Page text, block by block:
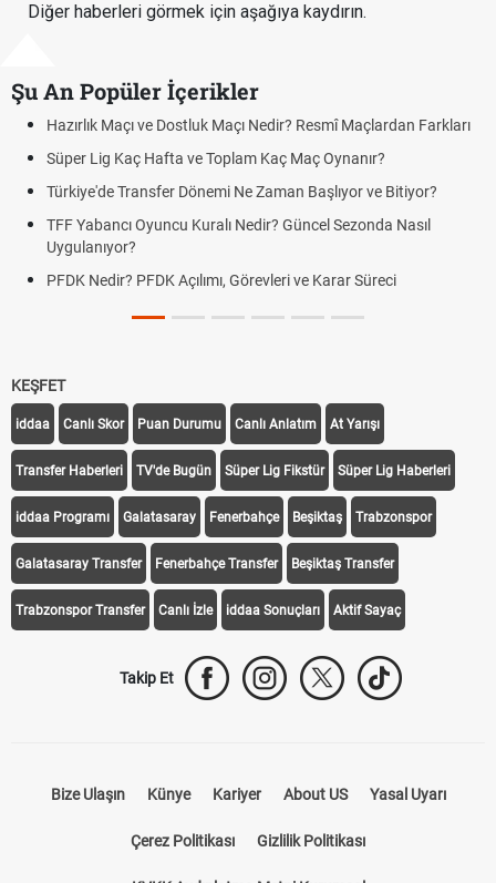
Diğer haberleri görmek için aşağıya kaydırın.
Şu An Popüler İçerikler
Maçlardan Farkları
ve Bitiyor?
Sezonda Nasıl
Süreci
Puan Durumunda AG, OM ve Diğer
Skor Ne Demek? Sporda Skor ve Sonuç
Futbol Nasıl Oynanır? Temel Futbol Kuralları
Deplasman Golü Kuralı Nedir? Hangi
DGS Sonuçları Ne Zaman Açıklanacak
KEŞFET
iddaa Canlı Skor Puan Durumu Canlı Anlatım At Yarışı
Transfer Haberleri TV'de Bugün Süper Lig Fikstür Süper Lig Haberleri
iddaa Programı Galatasaray Fenerbahçe Beşiktaş Trabzonspor
Galatasaray Transfer Fenerbahçe Transfer Beşiktaş Transfer
Trabzonspor Transfer Canlı İzle iddaa Sonuçları Aktif Sayaç